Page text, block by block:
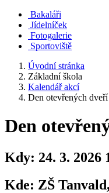
Bakaláři
Jídelníček
Fotogalerie
Sportoviště
Úvodní stránka
Základní škola
Kalendář akcí
Den otevřených dveří
Den
Kdy: 24. 3. 2026
Kde: ZŠ